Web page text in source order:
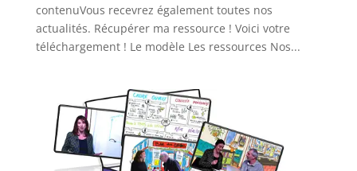
contenuVous recevrez également toutes nos
actualités. Récupérer ma ressource ! Voici votre
téléchargement ! Le modèle Les ressources Nos...